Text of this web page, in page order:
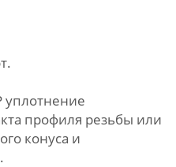
уплотнение
профиля резьбы или
конуса и